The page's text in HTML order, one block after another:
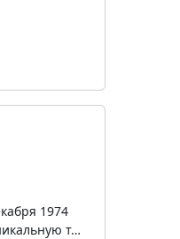
1974
т…